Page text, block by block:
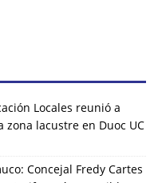
Locales reunió a
lacustre en Duoc UC
Concejal Fredy Cartes